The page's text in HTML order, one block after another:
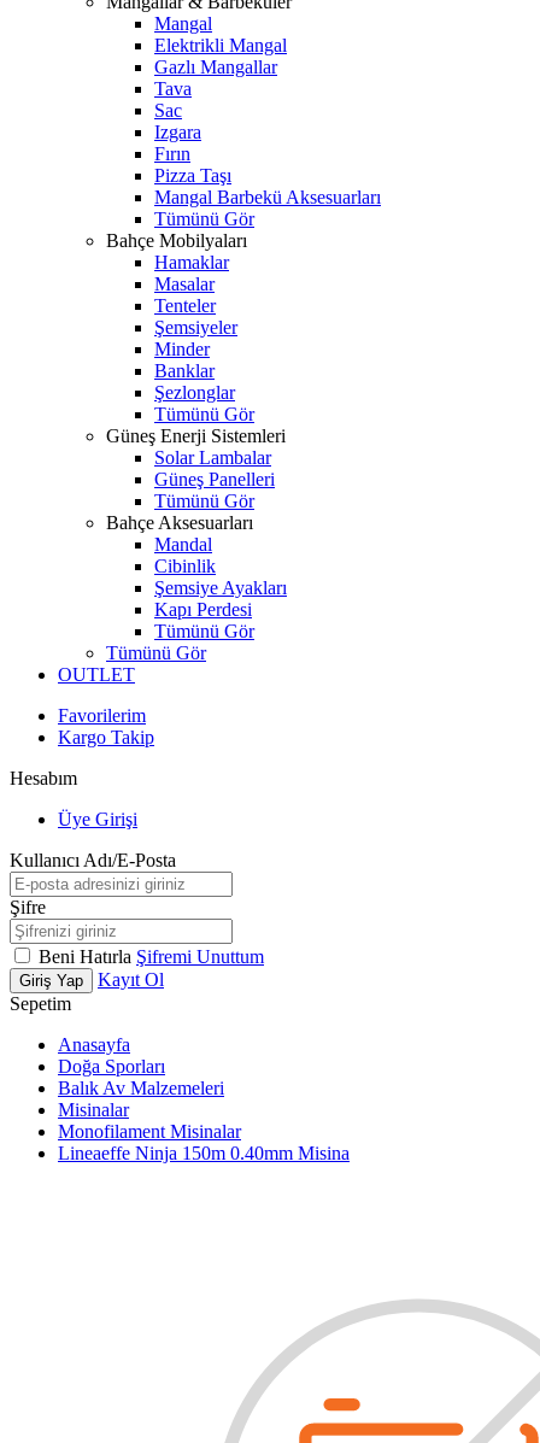
Mangal
Elektrikli Mangal
Gazlı Mangallar
Tava
Sac
Izgara
Fırın
Pizza Taşı
Mangal Barbekü Aksesuarları
Tümünü Gör
Bahçe Mobilyaları
Hamaklar
Masalar
Tenteler
Şemsiyeler
Minder
Banklar
Şezlonglar
Tümünü Gör
Güneş Enerji Sistemleri
Solar Lambalar
Güneş Panelleri
Tümünü Gör
Bahçe Aksesuarları
Mandal
Cibinlik
Şemsiye Ayakları
Kapı Perdesi
Tümünü Gör
Tümünü Gör
OUTLET
Favorilerim
Kargo Takip
Hesabım
Üye Girişi
Kullanıcı Adı/E-Posta
Şifre
Beni Hatırla Şifremi Unuttum
Giriş Yap
Kayıt Ol
Sepetim
Anasayfa
Doğa Sporları
Balık Av Malzemeleri
Misinalar
Monofilament Misinalar
Lineaeffe Ninja 150m 0.40mm Misina